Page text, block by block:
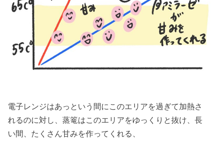
電子レンジはあっという間にこのエリアを過ぎて加熱さ
れるのに対し、蒸篭はこのエリアをゆっくりと抜け、長
い間、たくさん甘みを作ってくれる、